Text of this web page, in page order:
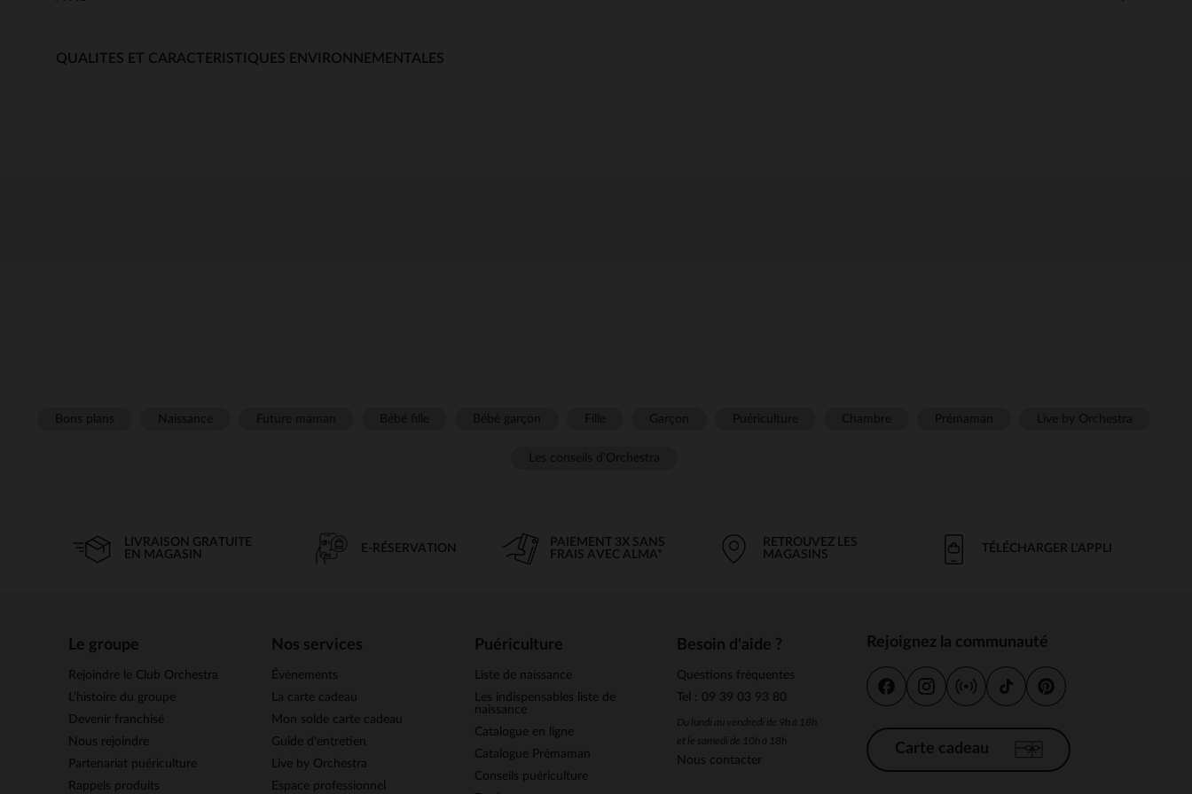
QUALITES ET CARACTERISTIQUES ENVIRONNEMENTALES
LIVRAISON GRATUITE
EN MAGASIN
E-RÉSERVATION
PAIEMENT 3X SANS
FRAIS AVEC ALMA*
RETROUVEZ LES
MAGASINS
TÉLÉCHARGER L'APPLI
Le groupe
Rejoindre le Club Orchestra
L’histoire du groupe
Devenir franchisé
Nous rejoindre
Partenariat puériculture
Rappels produits
Nos services
Évènements
La carte cadeau
Mon solde carte cadeau
Guide d'entretien
Live by Orchestra
Espace professionnel
Puériculture
Liste de naissance
Les indispensables liste de
naissance
Catalogue en ligne
Catalogue Prémaman
Conseils puériculture
Besoin d'aide ?
Questions fréquentes
Tel : 09 39 03 93 80
Du lundi au vendredi de 9h à 18h
et le samedi de 10h à 18h
Nous contacter
Rejoignez la communauté
Carte cadeau